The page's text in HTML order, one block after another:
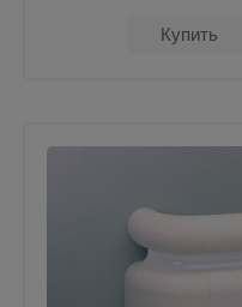
Купить